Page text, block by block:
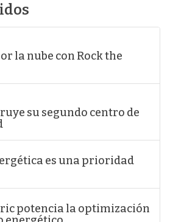
la nube con Rock the
su segundo centro de
es una prioridad
potencia la optimización